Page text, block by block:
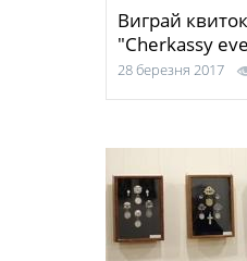
Виграй
"Cherkassy
28 березня 2017